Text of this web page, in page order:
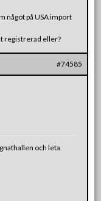
något på USA import
registrerad eller?
#74585
och leta